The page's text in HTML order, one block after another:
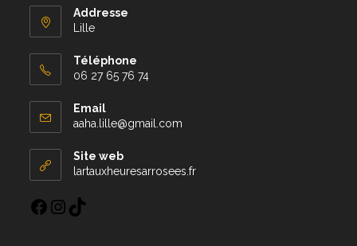
Addresse
Lille
Téléphone
06 27 65 76 74
Email
aaha.lille@gmail.com
Site web
lartauxheuresarrosees.fr